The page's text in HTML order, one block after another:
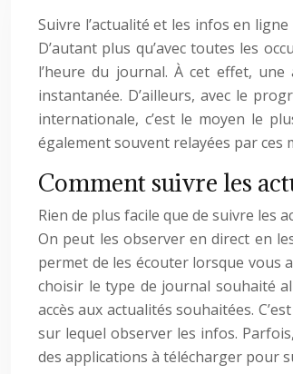
Suivre l’actualité et les infos en
D’autant plus qu’avec toutes les
l’heure du journal. À cet effet,
instantanée. D’ailleurs, avec le
internationale, c’est le moyen le
également souvent relayées par ces
Comment suivre les
Rien de plus facile que de suivre les
On peut les observer en direct en
permet de les écouter lorsque vous
choisir le type de journal souhaité
accès aux actualités souhaitées.
sur lequel observer les infos.
des applications à télécharger pour